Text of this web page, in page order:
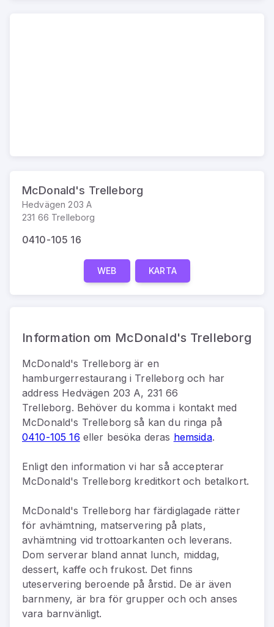
McDonald's Trelleborg
Hedvägen 203 A
231 66 Trelleborg
0410-105 16
WEB KARTA
Information om McDonald's Trelleborg
McDonald's Trelleborg är en
hamburgerrestaurang i Trelleborg och har
address Hedvägen 203 A, 231 66
Trelleborg. Behöver du komma i kontakt med
McDonald's Trelleborg så kan du ringa på
0410-105 16 eller besöka deras hemsida.
Enligt den information vi har så accepterar
McDonald's Trelleborg kreditkort och betalkort.
McDonald's Trelleborg har färdiglagade rätter
för avhämtning, matservering på plats,
avhämtning vid trottoarkanten och leverans.
Dom serverar bland annat lunch, middag,
dessert, kaffe och frukost. Det finns
uteservering beroende på årstid. De är även
barnmeny, är bra för grupper och och anses
vara barnvänligt.